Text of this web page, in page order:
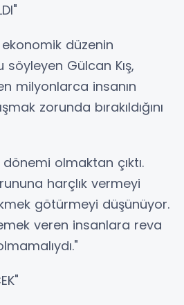
düzenin
Gülcan Kış,
milyonlarca insanın
zorunda bırakıldığını
olmaktan çıktı.
harçlık vermeyi
götürmeyi düşünüyor.
veren insanlara reva